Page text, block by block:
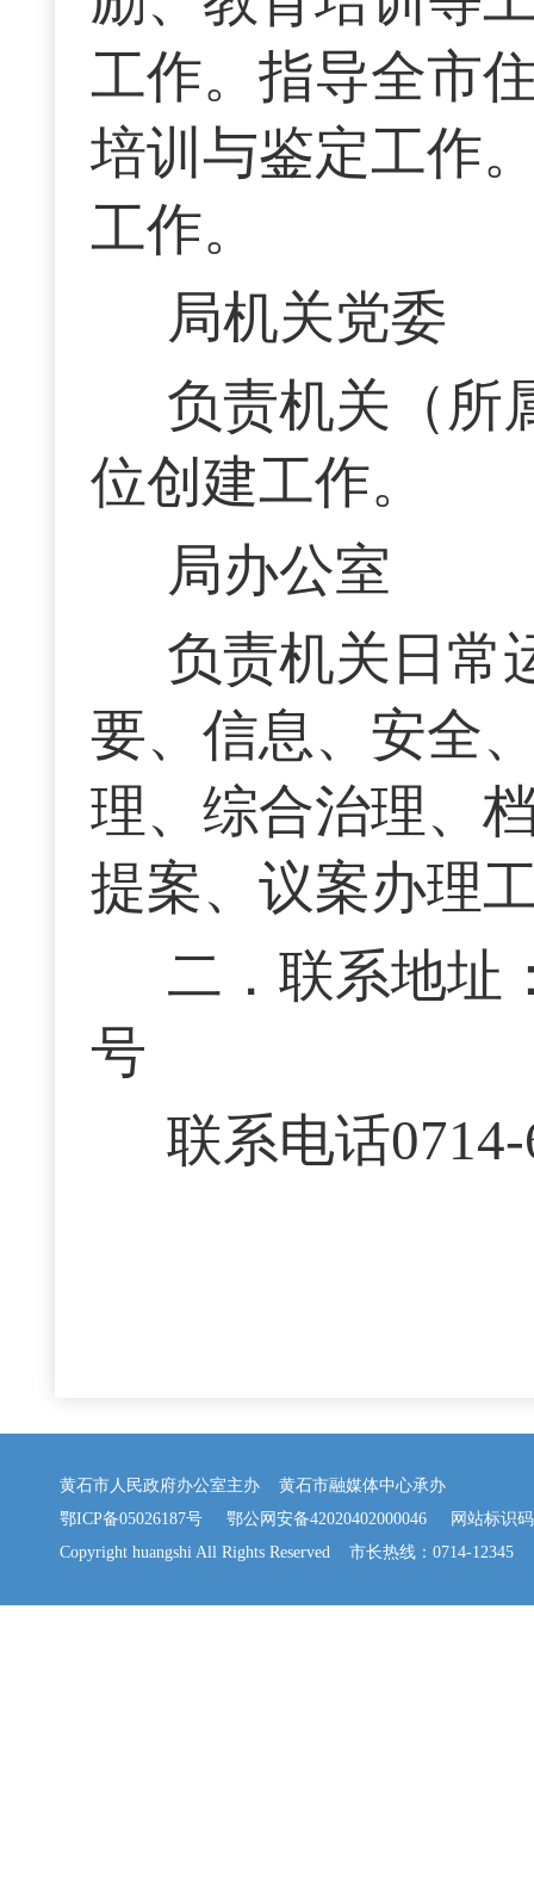
工作。指导全市
培训与鉴定工作
工作。
局机关党委
负责机关（所
位创建工作。
局办公室
负责机关日常
要、信息、安全
理、综合治理、
提案、议案办理
二．联系地址
号
联系电话0714-
黄石市人民政府办公室主办 黄石市融媒体中心承办
鄂ICP备05026187号
鄂公网安备42020402000046 网站标识码
Copyright huangshi All Rights Reserved 市长热线：0714-12345